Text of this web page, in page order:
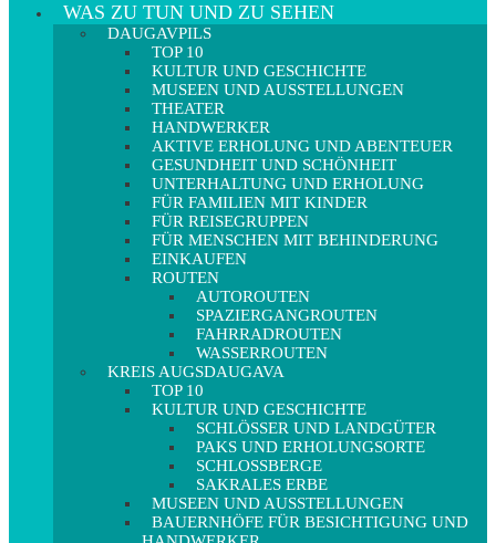
WAS ZU TUN UND ZU SEHEN
DAUGAVPILS
TOP 10
KULTUR UND GESCHICHTE
MUSEEN UND AUSSTELLUNGEN
THEATER
HANDWERKER
AKTIVE ERHOLUNG UND ABENTEUER
GESUNDHEIT UND SCHÖNHEIT
UNTERHALTUNG UND ERHOLUNG
FÜR FAMILIEN MIT KINDER
FÜR REISEGRUPPEN
FÜR MENSCHEN MIT BEHINDERUNG
EINKAUFEN
ROUTEN
AUTOROUTEN
SPAZIERGANGROUTEN
FAHRRADROUTEN
WASSERROUTEN
KREIS AUGSDAUGAVA
TOP 10
KULTUR UND GESCHICHTE
SCHLÖSSER UND LANDGÜTER
PAKS UND ERHOLUNGSORTE
SCHLOSSBERGE
SAKRALES ERBE
MUSEEN UND AUSSTELLUNGEN
BAUERNHÖFE FÜR BESICHTIGUNG UND